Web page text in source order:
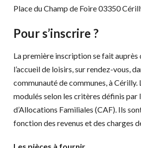
Place du Champ de Foire 03350
Pour s’inscrire ?
La première inscription se fait
l’accueil de loisirs, sur rendez-vous,
communauté de communes, à Cérilly.
modulés selon les critères définis par
d’Allocations Familiales (CAF). Ils
fonction des revenus et des charges